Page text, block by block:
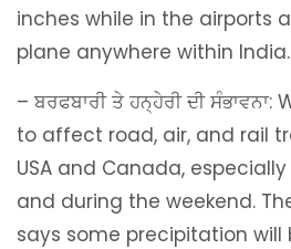
inches while in the airports
plane anywhere within India.
– ਬਰਫਬਾਰੀ ਤੇ ਹਨ੍ਹੇਰੀ ਦੀ
to affect road, air, and rail
USA and Canada,
and during the weekend.
says some precipitation will